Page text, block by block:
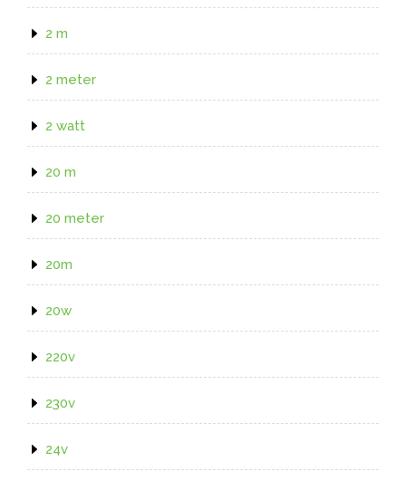
2 m
2 meter
2 watt
20 m
20 meter
20m
20w
220v
230v
24v